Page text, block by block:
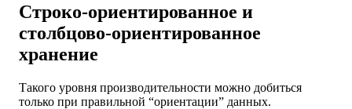
Строко-ориентированное и
столбцово-ориентированное
хранение
Такого уровня производительности можно добиться
только при правильной “ориентации” данных.